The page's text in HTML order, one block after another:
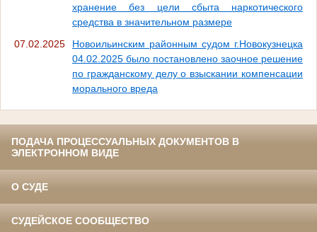
хранение без цели сбыта наркотического
средства в значительном размере
07.02.2025
Новоильинским районным судом г.Новокузнецка
04.02.2025 было постановлено заочное решение
по гражданскому делу о взыскании компенсации
морального вреда
ПОДАЧА ПРОЦЕССУАЛЬНЫХ ДОКУМЕНТОВ В
ЭЛЕКТРОННОМ ВИДЕ
О СУДЕ
СУДЕЙСКОЕ СООБЩЕСТВО